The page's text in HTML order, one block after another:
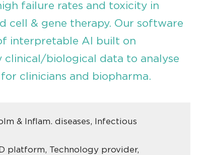
failure rates and toxicity in
cell & gene therapy. Our software
interpretable AI built on
clinical/biological data to analyse
clinicians and biopharma.
& Inflam. diseases, Infectious
platform, Technology provider,